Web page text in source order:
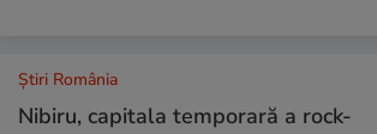
Știri România
Nibiru, capitala temporară a rock-